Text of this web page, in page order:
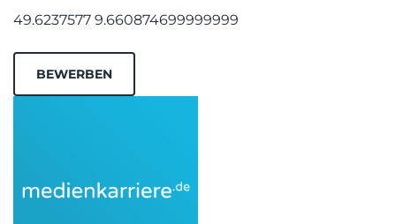
49.6237577 9.660874699999999
BEWERBEN